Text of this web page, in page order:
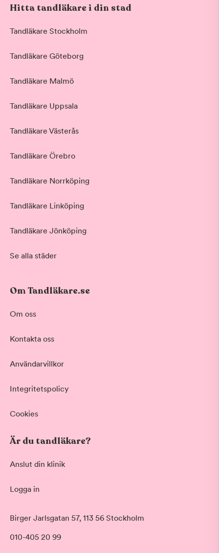
Hitta tandläkare i din stad
Tandläkare Stockholm
Tandläkare Göteborg
Tandläkare Malmö
Tandläkare Uppsala
Tandläkare Västerås
Tandläkare Örebro
Tandläkare Norrköping
Tandläkare Linköping
Tandläkare Jönköping
Se alla städer
Om Tandläkare.se
Om oss
Kontakta oss
Användarvillkor
Integritetspolicy
Cookies
Är du tandläkare?
Anslut din klinik
Logga in
Birger Jarlsgatan 57, 113 56 Stockholm
010-405 20 99